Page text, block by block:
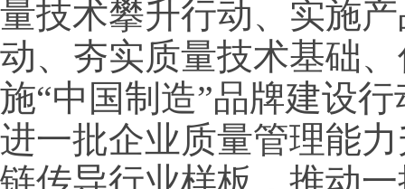
量技术攀升行动、实施
动、夯实质量技术基础
施“中国制造”品牌建设
进一批企业质量管理能